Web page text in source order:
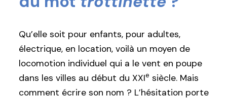
Qu’elle soit pour enfants, pour adultes,
électrique, en location, voilà un moyen de
locomotion individuel qui a le vent en poupe
dans les villes au début du XXIe siècle. Mais
comment écrire son nom ? L’hésitation porte